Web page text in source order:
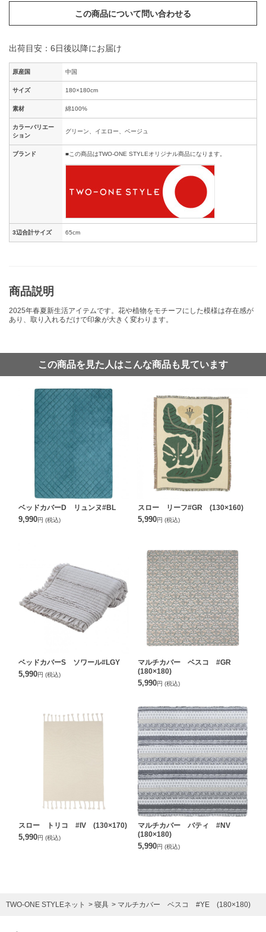
この商品について問い合わせる
出荷目安：6日後以降にお届け
原産国 中国
サイズ 180×180cm
素材 綿100%
カラーバリエー
ション
グリーン、イエロー、ベージュ
ブランド ■この商品はTWO-ONE STYLEオリジナル商品になります。
3辺合計サイズ 65cm
商品説明
2025年春夏新生活アイテムです。花や植物をモチーフにした模様は存在感が
あり、取り入れるだけで印象が大きく変わります。
この商品を見た人はこんな商品も見ています
ベッドカバーD リュンヌ#BL
9,990円 (税込)
スロー リーフ#GR (130×160)
5,990円 (税込)
ベッドカバーS ソワール#LGY
5,990円 (税込)
マルチカバー ベスコ #GR
(180×180)
5,990円 (税込)
スロー トリコ #IV (130×170)
5,990円 (税込)
マルチカバー バティ #NV
(180×180)
5,990円 (税込)
TWO-ONE STYLEネット 寝具 マルチカバー ベスコ #YE (180×180)